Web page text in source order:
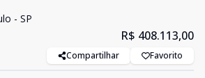
- SP
R$ 408.113,00
Compartilhar Favorito